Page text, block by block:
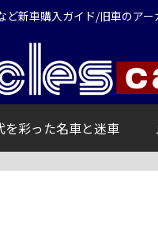
ど新車購入ガイド/旧車のアー
を彩った名車と迷車